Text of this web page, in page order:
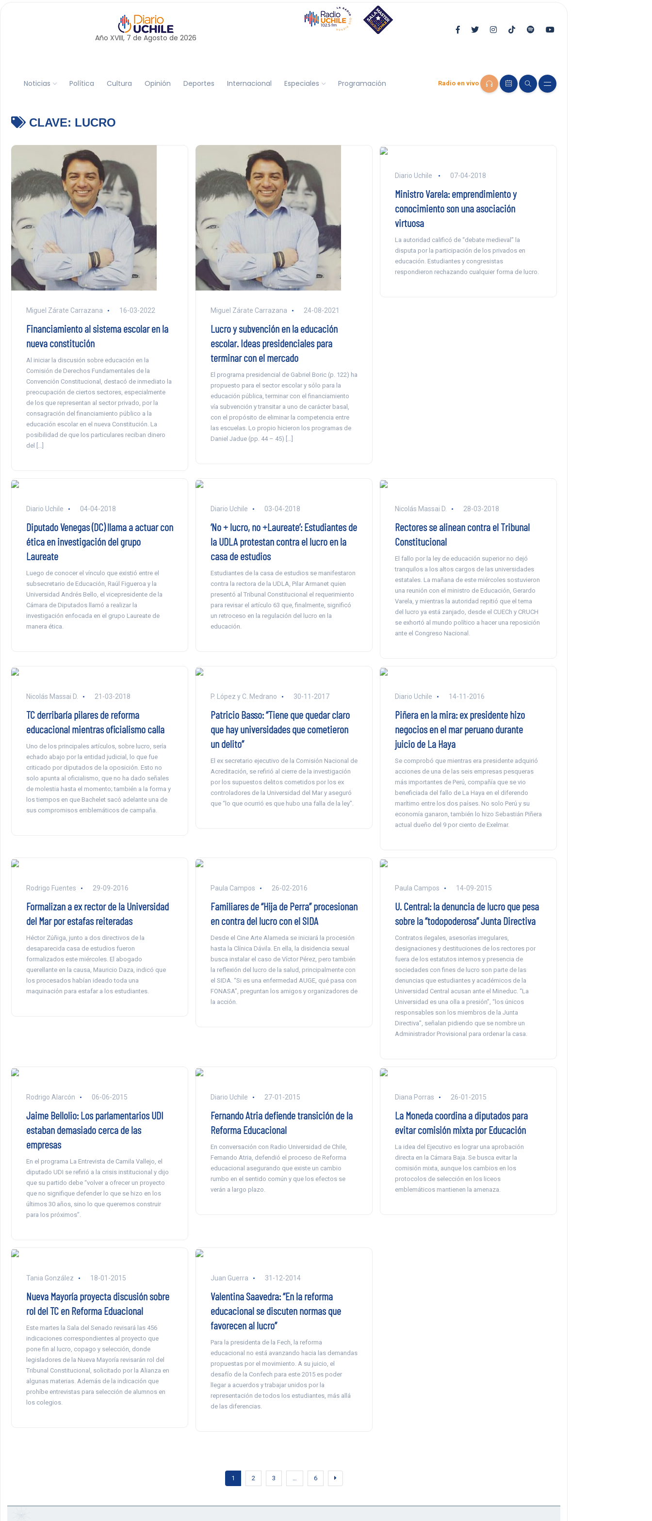
Año XVIII, 7 de Agosto de 2026
Noticias Política Cultura Opinión Deportes Internacional Especiales Programación Radio en vivo
CLAVE: LUCRO
Miguel Zárate Carrazana 16-03-2022
Financiamiento al sistema escolar en la
nueva constitución
Al iniciar la discusión sobre educación en la
Comisión de Derechos Fundamentales de la
Convención Constitucional, destacó de inmediato la
preocupación de ciertos sectores, especialmente
de los que representan al sector privado, por la
consagración del financiamiento público a la
educación escolar en el nueva Constitución. La
posibilidad de que los particulares reciban dinero
del […]
Miguel Zárate Carrazana 24-08-2021
Lucro y subvención en la educación
escolar. Ideas presidenciales para
terminar con el mercado
El programa presidencial de Gabriel Boric (p. 122) ha
propuesto para el sector escolar y sólo para la
educación pública, terminar con el financiamiento
vía subvención y transitar a uno de carácter basal,
con el propósito de eliminar la competencia entre
las escuelas. Lo propio hicieron los programas de
Daniel Jadue (pp. 44 – 45) […]
Diario Uchile 07-04-2018
Ministro Varela: emprendimiento y
conocimiento son una asociación
virtuosa
La autoridad calificó de “debate medieval” la
disputa por la participación de los privados en
educación. Estudiantes y congresistas
respondieron rechazando cualquier forma de lucro.
Diario Uchile 04-04-2018
Diputado Venegas (DC) llama a actuar con
ética en investigación del grupo
Laureate
Luego de conocer el vínculo que existió entre el
subsecretario de Educación, Raúl Figueroa y la
Universidad Andrés Bello, el vicepresidente de la
Cámara de Diputados llamó a realizar la
investigación enfocada en el grupo Laureate de
manera ética.
Diario Uchile 03-04-2018
‘No + lucro, no +Laureate’: Estudiantes de
la UDLA protestan contra el lucro en la
casa de estudios
Estudiantes de la casa de estudios se manifestaron
contra la rectora de la UDLA, Pilar Armanet quien
presentó al Tribunal Constitucional el requerimiento
para revisar el artículo 63 que, finalmente, significó
un retroceso en la regulación del lucro en la
educación.
Nicolás Massai D. 28-03-2018
Rectores se alinean contra el Tribunal
Constitucional
El fallo por la ley de educación superior no dejó
tranquilos a los altos cargos de las universidades
estatales. La mañana de este miércoles sostuvieron
una reunión con el ministro de Educación, Gerardo
Varela, y mientras la autoridad repitió que el tema
del lucro ya está zanjado, desde el CUECh y CRUCH
se exhortó al mundo político a hacer una reposición
ante el Congreso Nacional.
Nicolás Massai D. 21-03-2018
TC derribaría pilares de reforma
educacional mientras oficialismo calla
Uno de los principales artículos, sobre lucro, sería
echado abajo por la entidad judicial, lo que fue
criticado por diputados de la oposición. Esto no
solo apunta al oficialismo, que no ha dado señales
de molestia hasta el momento; también a la forma y
los tiempos en que Bachelet sacó adelante una de
sus compromisos emblemáticos de campaña.
P. López y C. Medrano 30-11-2017
Patricio Basso: “Tiene que quedar claro
que hay universidades que cometieron
un delito”
El ex secretario ejecutivo de la Comisión Nacional de
Acreditación, se refirió al cierre de la investigación
por los supuestos delitos cometidos por los ex
controladores de la Universidad del Mar y aseguró
que “lo que ocurrió es que hubo una falla de la ley”.
Diario Uchile 14-11-2016
Piñera en la mira: ex presidente hizo
negocios en el mar peruano durante
juicio de La Haya
Se comprobó que mientras era presidente adquirió
acciones de una de las seis empresas pesqueras
más importantes de Perú, compañía que se vio
beneficiada del fallo de La Haya en el diferendo
marítimo entre los dos países. No solo Perú y su
economía ganaron, también lo hizo Sebastián Piñera
actual dueño del 9 por ciento de Exelmar.
Rodrigo Fuentes 29-09-2016
Formalizan a ex rector de la Universidad
del Mar por estafas reiteradas
Héctor Zúñiga, junto a dos directivos de la
desaparecida casa de estudios fueron
formalizados este miércoles. El abogado
querellante en la causa, Mauricio Daza, indicó que
los procesados habían ideado toda una
maquinación para estafar a los estudiantes.
Paula Campos 26-02-2016
Familiares de “Hija de Perra” procesionan
en contra del lucro con el SIDA
Desde el Cine Arte Alameda se iniciará la procesión
hasta la Clínica Dávila. En ella, la disidencia sexual
busca instalar el caso de Víctor Pérez, pero también
la reflexión del lucro de la salud, principalmente con
el SIDA. “Si es una enfermedad AUGE, qué pasa con
FONASA”, preguntan los amigos y organizadores de
la acción.
Paula Campos 14-09-2015
U. Central: la denuncia de lucro que pesa
sobre la “todopoderosa” Junta Directiva
Contratos ilegales, asesorías irregulares,
designaciones y destituciones de los rectores por
fuera de los estatutos internos y presencia de
sociedades con fines de lucro son parte de las
denuncias que estudiantes y académicos de la
Universidad Central acusan ante el Mineduc. “La
Universidad es una olla a presión”, “los únicos
responsables son los miembros de la Junta
Directiva”, señalan pidiendo que se nombre un
Administrador Provisional para ordenar la casa.
Rodrigo Alarcón 06-06-2015
Jaime Bellolio: Los parlamentarios UDI
estaban demasiado cerca de las
empresas
En el programa La Entrevista de Camila Vallejo, el
diputado UDI se refirió a la crisis institucional y dijo
que su partido debe “volver a ofrecer un proyecto
que no signifique defender lo que se hizo en los
últimos 30 años, sino lo que queremos construir
para los próximos”.
Diario Uchile 27-01-2015
Fernando Atria defiende transición de la
Reforma Educacional
En conversación con Radio Universidad de Chile,
Fernando Atria, defendió el proceso de Reforma
educacional asegurando que existe un cambio
rumbo en el sentido común y que los efectos se
verán a largo plazo.
Diana Porras 26-01-2015
La Moneda coordina a diputados para
evitar comisión mixta por Educación
La idea del Ejecutivo es lograr una aprobación
directa en la Cámara Baja. Se busca evitar la
comisión mixta, aunque los cambios en los
protocolos de selección en los liceos
emblemáticos mantienen la amenaza.
Tania González 18-01-2015
Nueva Mayoría proyecta discusión sobre
rol del TC en Reforma Eduacional
Este martes la Sala del Senado revisará las 456
indicaciones correspondientes al proyecto que
pone fin al lucro, copago y selección, donde
legisladores de la Nueva Mayoría revisarán rol del
Tribunal Constitucional, solicitado por la Alianza en
algunas materias. Además de la indicación que
prohíbe entrevistas para selección de alumnos en
los colegios.
Juan Guerra 31-12-2014
Valentina Saavedra: “En la reforma
educacional se discuten normas que
favorecen al lucro”
Para la presidenta de la Fech, la reforma
educacional no está avanzando hacia las demandas
propuestas por el movimiento. A su juicio, el
desafío de la Confech para este 2015 es poder
llegar a acuerdos y trabajar unidos por la
representación de todos los estudiantes, más allá
de las diferencias.
1 2 3 … 6